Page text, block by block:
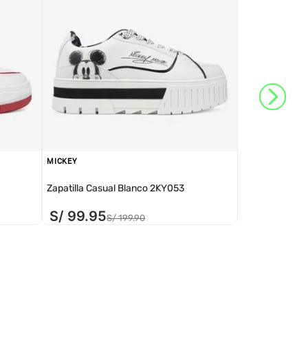
MICKEY
Zapatilla Casual Blanco 2KY053
S/ 99.95S/ 199.90